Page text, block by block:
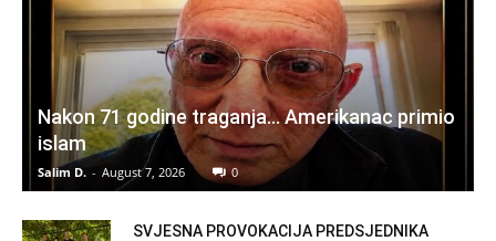
Nakon 71 godine traganja… Amerikanac primio
islam
Salim D. - August 7, 2026 0
SVJESNA PROVOKACIJA PREDSJEDNIKA